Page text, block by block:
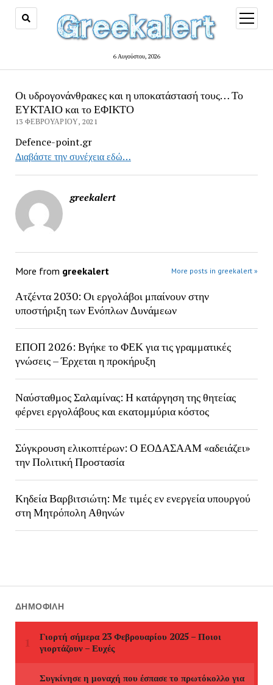
6 Αυγούστου, 2026
open
menu
Οι υδρογονάνθρακες και η υποκατάστασή τους… Το
ΕΥΚΤΑΙΟ και το ΕΦΙΚΤΟ
13 ΦΕΒΡΟΥΑΡΊΟΥ, 2021
Defence-point.gr
Διαβάστε την συνέχεια εδώ…
greekalert
More from greekalert More posts in greekalert »
Ατζέντα 2030: Οι εργολάβοι μπαίνουν στην
υποστήριξη των Ενόπλων Δυνάμεων
ΕΠΟΠ 2026: Βγήκε το ΦΕΚ για τις γραμματικές
γνώσεις – Έρχεται η προκήρυξη
Ναύσταθμος Σαλαμίνας: Η κατάργηση της θητείας
φέρνει εργολάβους και εκατομμύρια κόστος
Σύγκρουση ελικοπτέρων: Ο ΕΟΔΑΣΑΑΜ «αδειάζει»
την Πολιτική Προστασία
Κηδεία Βαρβιτσιώτη: Με τιμές εν ενεργεία υπουργού
στη Μητρόπολη Αθηνών
ΔΗΜΟΦΙΛΉ